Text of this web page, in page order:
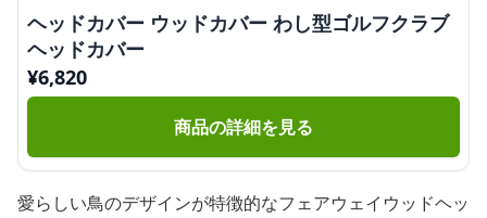
ヘッドカバー ウッドカバー わし型ゴルフクラブ
ヘッドカバー
¥6,820
商品の詳細を見る
愛らしい鳥のデザインが特徴的なフェアウェイウッドヘッ